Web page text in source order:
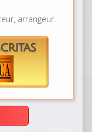
arrangeur.